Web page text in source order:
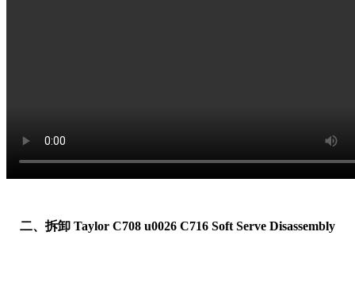
二、拆卸 Taylor C708 u0026 C716 Soft Serve Disassembly